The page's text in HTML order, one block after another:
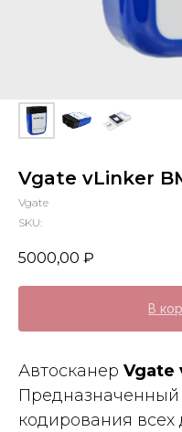
Vgate vLinker
Vgate
SKU:
5000,00 ₽
В
Автосканер Vgate
Предназначенный
кодирования всех